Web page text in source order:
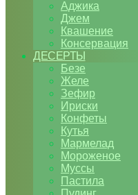
Аджика
Джем
Квашение
Консервация
ДЕСЕРТЫ
Безе
Желе
Зефир
Ириски
Конфеты
Кутья
Мармелад
Мороженое
Муссы
Пастила